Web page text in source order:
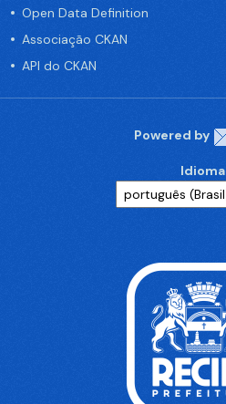
Open Data Definition
Associação CKAN
API do CKAN
Powered by
Idioma